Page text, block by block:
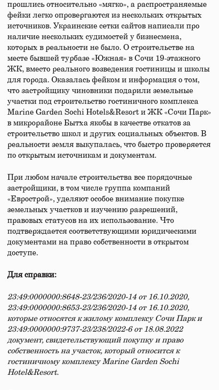
прошлись относительно «мягко», а распространяемые
фейки легко опровергаются из нескольких открытых
источников. Украинские сетки сайтов написали про
наличие нескольких судимостей у бизнесмена,
которых в реальности не было. О строительстве на
месте бывшей турбазе «Южная» в Сочи 19-этажного
ЖК, вместо реального возведения гостиницы и школы
для города. Оказалась фейком и информация о том,
что застройщику чиновники подарили земельные
участки под строительство гостиничного комплекса
Marine Garden Sochi Hotels&Resort и ЖК «Сочи Парк»
в микрорайоне Бытха якобы в качестве откатов за
строительство школ и других социальных объектов. В
реальности земля выкупалась, что быстро проверяется
по открытым источникам и документам.
При любом начале строительства все порядочные
застройщики, в том числе группа компаний
«Еврострой», уделяют особое внимание покупке
земельных участков и изучению разрешений,
правовых статусов на их использование. Что
подтверждается соответствующими юридическими
документами на право собственности в открытом
доступе.
Для справки:
23:49:0000000:8648-23/236/2020-14 от 16.10.2020,
23:49:0000000:8653-23/236/2020-14 от 16.10.2020,
которые относятся к жилому комплексу Сочи Парк и
23:49:0000000:9737-23/238/2022-6 от 18.08.2022
документ, свидетельствующий покупку и право
собственность на участок, который относится к
гостиничному комплексу Marine Garden Sochi
Hotel&Resort.